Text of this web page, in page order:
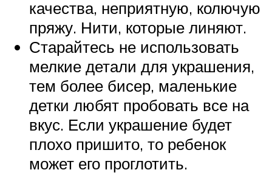
качества, неприятную, колючую
пряжу. Нити, которые линяют.
Старайтесь не использовать
мелкие детали для украшения,
тем более бисер, маленькие
детки любят пробовать все на
вкус. Если украшение будет
плохо пришито, то ребенок
может его проглотить.